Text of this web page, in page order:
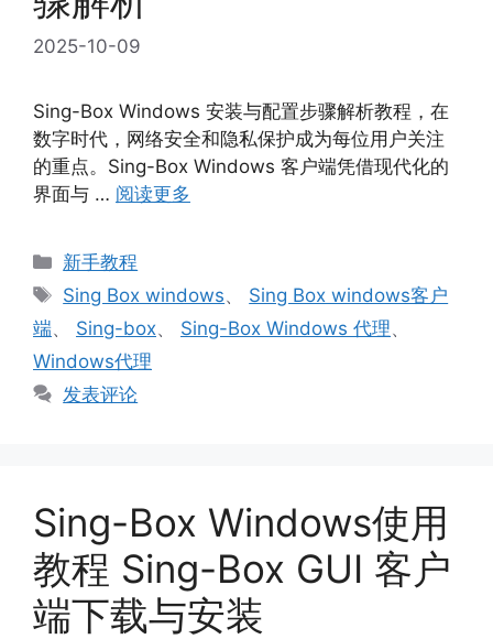
2025-10-09
Sing-Box Windows 安装与配置步骤解析教程，在
数字时代，网络安全和隐私保护成为每位用户关注
的重点。Sing-Box Windows 客户端凭借现代化的
界面与 … 阅读更多
分
类
新手教程
标
签
Sing Box windows、 Sing Box windows客户
端、 Sing-box、 Sing-Box Windows 代理、
Windows代理
发表评论
Sing-Box Windows使用
教程 Sing-Box GUI 客户
端下载与安装